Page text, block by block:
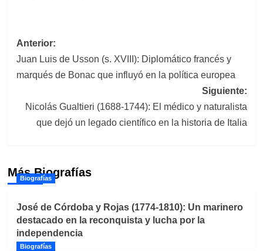
Navegación
de
Anterior:
Juan Luis de Usson (s. XVIII): Diplomático francés y
marqués de Bonac que influyó en la política europea
Siguiente:
Nicolás Gualtieri (1688-1744): El médico y naturalista
que dejó un legado científico en la historia de Italia
Más Biografías
Biografías
José de Córdoba y Rojas (1774-1810): Un marinero
destacado en la reconquista y lucha por la
independencia
Biografías